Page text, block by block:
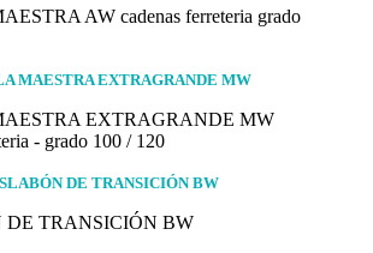
MAESTRA EXTRAGRANDE MW
DE TRANSICIÓN BW